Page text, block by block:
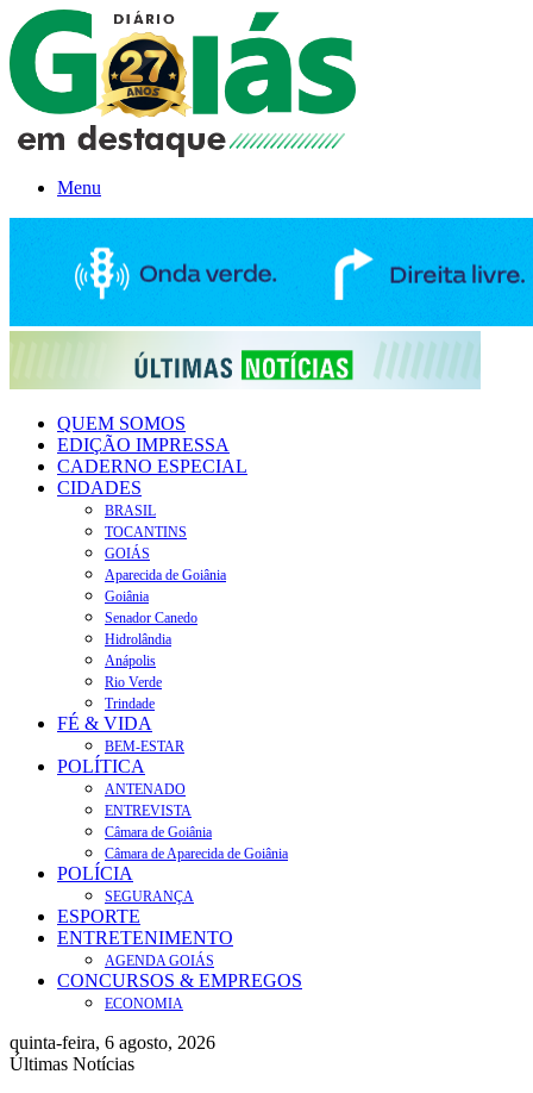
Menu
QUEM SOMOS
EDIÇÃO IMPRESSA
CADERNO ESPECIAL
CIDADES
BRASIL
TOCANTINS
GOIÁS
Aparecida de Goiânia
Goiânia
Senador Canedo
Hidrolândia
Anápolis
Rio Verde
Trindade
FÉ & VIDA
BEM-ESTAR
POLÍTICA
ANTENADO
ENTREVISTA
Câmara de Goiânia
Câmara de Aparecida de Goiânia
POLÍCIA
SEGURANÇA
ESPORTE
ENTRETENIMENTO
AGENDA GOIÁS
CONCURSOS & EMPREGOS
ECONOMIA
quinta-feira, 6 agosto, 2026
Últimas Notícias